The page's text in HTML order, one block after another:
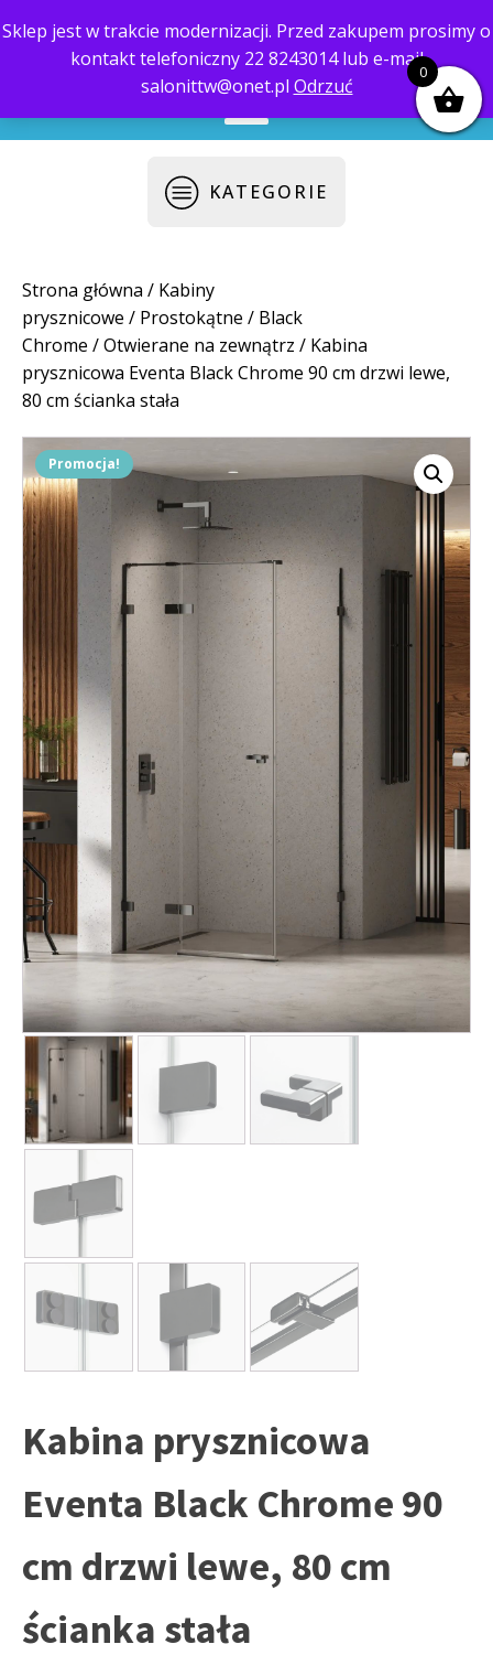
Sklep jest w trakcie modernizacji. Przed zakupem prosimy o
kontakt telefoniczny 22 8243014 lub e-mail
salonittw@onet.pl Odrzuć
biuro@saloni.pl 22 559-10-50
KATEGORIE
Strona główna / Kabiny
prysznicowe / Prostokątne / Black
Chrome /Otwierane na zewnątrz / Kabina
prysznicowa Eventa Black Chrome 90 cm drzwi lewe,
80 cm ścianka stała
Promocja!
Kabina prysznicowa
Eventa Black Chrome 90
cm drzwi lewe, 80 cm
ścianka stała
0